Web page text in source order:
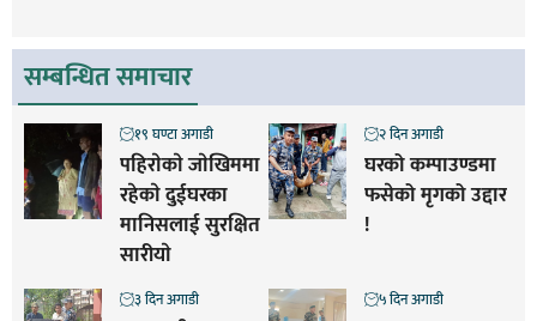
सम्बन्धित समाचार
पहिराेकाे जाेखिममा
रहेकाे दुईघरका
मानिसलाई सुरक्षित
सारीयाे
१९ घण्टा अगाडी
घरको कम्पाउण्डमा
फसेको मृगको उद्दार
!
२ दिन अगाडी
३ दिन अगाडी ५ दिन अगाडी